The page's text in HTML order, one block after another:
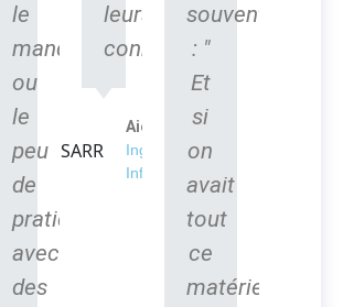
le
manque
ou
le
peu
de
pratique
avec
des
leurs
connaissances.
Aicha SARR
Ingénieur en
Informatique
souvent
: "
Et
si
on
avait
tout
ce
matériel